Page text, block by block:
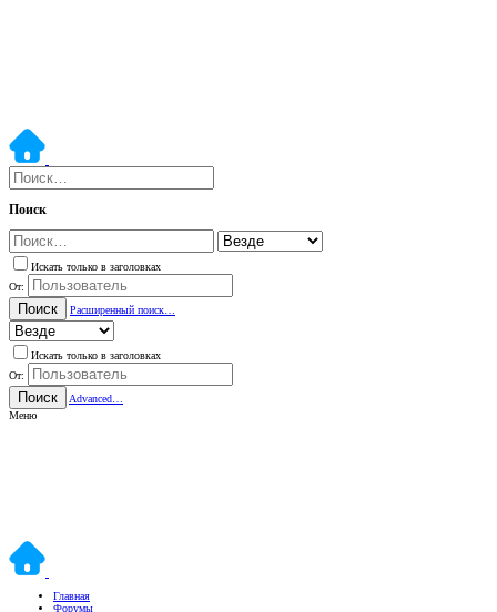
Поиск
Искать только в заголовках
От:
Поиск Расширенный поиск…
Искать только в заголовках
От:
Поиск
Advanced…
Меню
Главная
Форумы